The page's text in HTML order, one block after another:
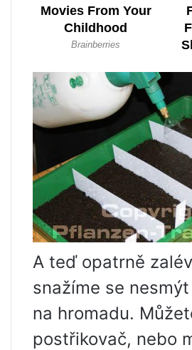
A teď opatrně
snažíme se
na hromadu.
postřikovač, nebo